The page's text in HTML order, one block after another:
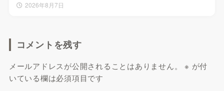
2026年8月7日
コメントを残す
メールアドレスが公開されることはありません。 ※ が付
いている欄は必須項目です